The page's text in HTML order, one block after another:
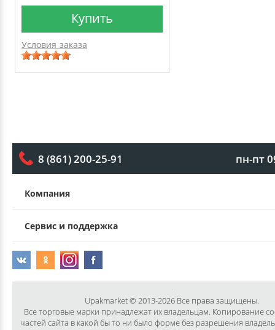
Купить
Условия заказа
8 (861) 200-25-91 пн-пт
Компания
Сервис и поддержка
Upakmarket © 2013-2026 Все права защищены.
Все торговые марки принадлежат их владельцам. Копирование
частей сайта в какой бы то ни было форме без разрешения